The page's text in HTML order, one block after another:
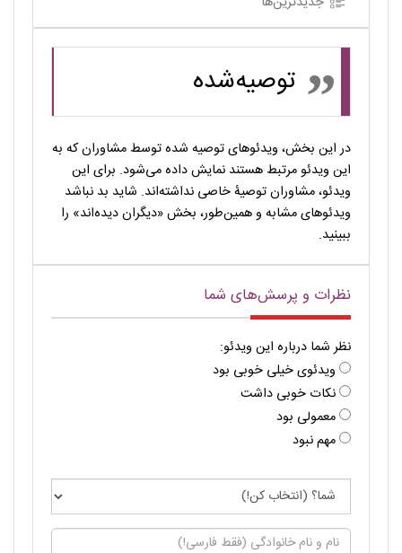
توصیه‌شده
در این بخش، ویدئوهای توصیه شده توسط مشاوران که به
این ویدئو مرتبط هستند نمایش داده می‌شود. برای این
ویدئو، مشاوران توصیۀ خاصی نداشته‌اند. شاید بد نباشد
ویدئوهای مشابه و همین‌طور، بخش «دیگران دیده‌اند» را
ببینید.
نظرات و پرسش‌های شما
نظر شما درباره این ویدئو:
ویدئوی خیلی خوبی بود
نکات خوبی داشت
معمولی بود
مهم نبود